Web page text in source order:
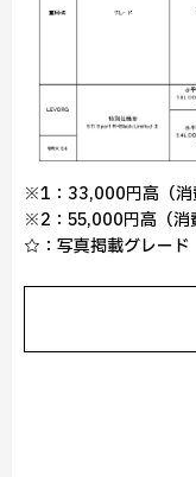
※1：33,000円高（消
※2：55,000円高（消
☆：写真掲載グレード